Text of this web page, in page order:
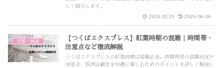
しく紹介します。
2026.01.19 2026.06.06
列車・特急
【つくばエクスプレス】紅葉時期の混雑｜時間帯・
注意点など徹底解説
つくばエクスプレスの紅葉時期は混雑必至。時間帯別の混雑状況や
注意点、筑波山観光を快適に楽しむためのポイントを詳しく解説し